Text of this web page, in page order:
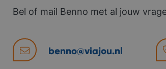
Bel of mail Benno met al jouw
benno@viajou.nl